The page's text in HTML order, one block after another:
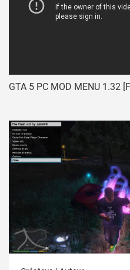
GTA 5 PC MOD MENU 1.32